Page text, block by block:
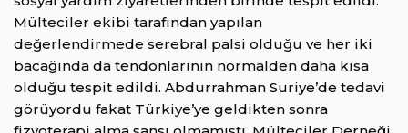
Mülteciler ekibi tarafından yapılan
değerlendirmede serebral palsi olduğu ve her iki
bacağında da tendonlarının normalden daha kısa
olduğu tespit edildi. Abdurrahman Suriye’de tedavi
görüyordu fakat Türkiye’ye geldikten sonra